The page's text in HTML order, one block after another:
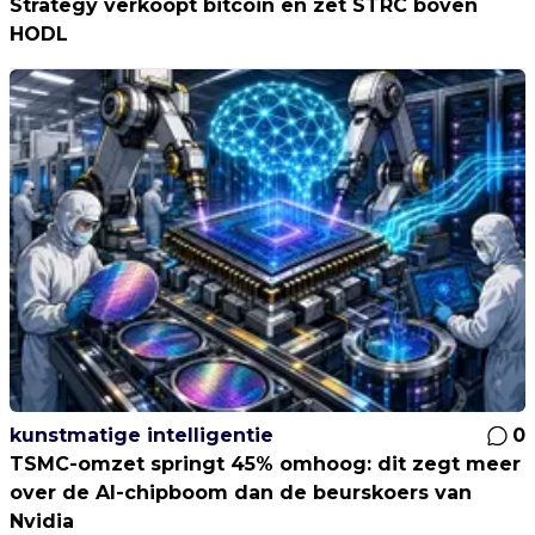
Strategy verkoopt bitcoin en zet STRC boven
HODL
kunstmatige intelligentie
0
TSMC-omzet springt 45% omhoog: dit zegt meer
over de AI-chipboom dan de beurskoers van
Nvidia